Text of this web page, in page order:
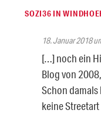
SOZI36 IN
18. Januar 2018
[…] noch ein
Blog von
Schon
keine